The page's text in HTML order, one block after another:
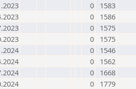
0
1583
0
1586
0
1575
0
1575
0
1546
0
1562
0
1668
0
1779